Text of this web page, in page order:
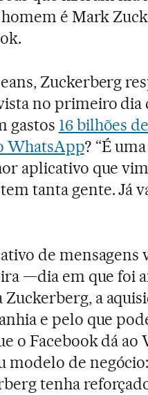
é Mark
Zuckerberg
no primeiro dia
gastos 16 bilhões
WhatsApp? “É
aplicativo que
tanta gente. Já
de mensagens
—dia em que foi
a
e pelo que
o Facebook dá ao
modelo de
tenha